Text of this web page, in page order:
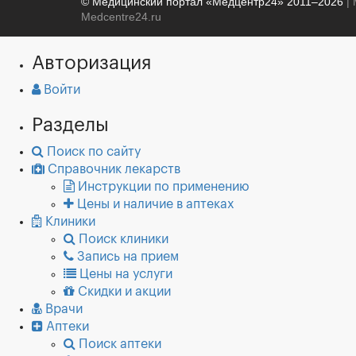
Medcentre24.ru
Авторизация
Войти
Разделы
Поиск по сайту
Справочник лекарств
Инструкции по применению
Цены и наличие в аптеках
Клиники
Поиск клиники
Запись на прием
Цены на услуги
Скидки и акции
Врачи
Аптеки
Поиск аптеки